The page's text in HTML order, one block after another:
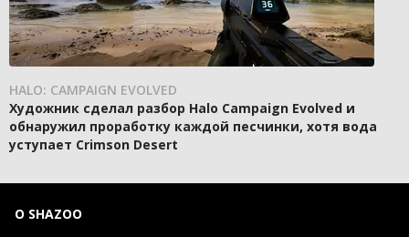
HALO: CAMPAIGN EVOLVED
Художник сделал разбор Halo Campaign Evolved и
обнаружил проработку каждой песчинки, хотя вода
уступает Crimson Desert
О SHAZOO